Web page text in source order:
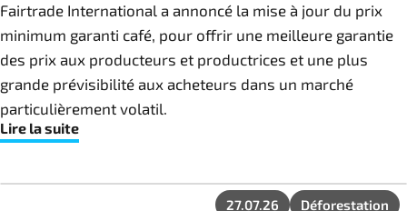
Fairtrade International a annoncé la mise à jour du prix
minimum garanti café, pour offrir une meilleure garantie
des prix aux producteurs et productrices et une plus
grande prévisibilité aux acheteurs dans un marché
particulièrement volatil.
Lire la suite
27.07.26 Déforestation